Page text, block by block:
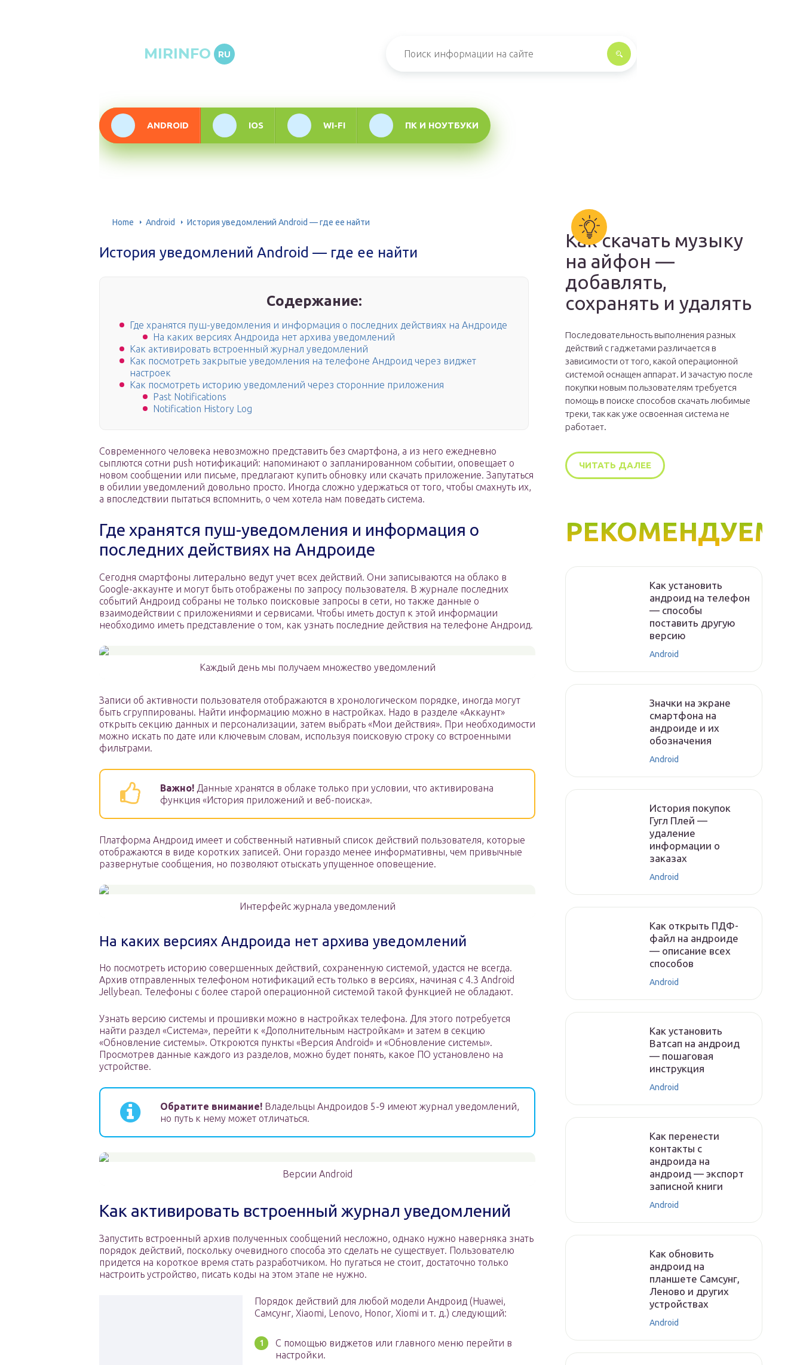
MIRINFO RU
ANDROID IOS WI-FI ПК И НОУТБУКИ
Home Android История уведомлений Android — где ее найти
История уведомлений Android — где ее найти
Содержание:
Где хранятся пуш-уведомления и информация о последних действиях на Андроиде
На каких версиях Андроида нет архива уведомлений
Как активировать встроенный журнал уведомлений
Как посмотреть закрытые уведомления на телефоне Андроид через виджет
настроек
Как посмотреть историю уведомлений через сторонние приложения
Past Notifications
Notification History Log
Современного человека невозможно представить без смартфона, а из него ежедневно
сыплются сотни push нотификаций: напоминают о запланированном событии, оповещает о
новом сообщении или письме, предлагают купить обновку или скачать приложение. Запутаться
в обилии уведомлений довольно просто. Иногда сложно удержаться от того, чтобы смахнуть их,
а впоследствии пытаться вспомнить, о чем хотела нам поведать система.
Где хранятся пуш-уведомления и информация о
последних действиях на Андроиде
Сегодня смартфоны литерально ведут учет всех действий. Они записываются на облако в
Google-аккаунте и могут быть отображены по запросу пользователя. В журнале последних
событий Андроид собраны не только поисковые запросы в сети, но также данные о
взаимодействии с приложениями и сервисами. Чтобы иметь доступ к этой информации
необходимо иметь представление о том, как узнать последние действия на телефоне Андроид.
Каждый день мы получаем множество уведомлений
Записи об активности пользователя отображаются в хронологическом порядке, иногда могут
быть сгруппированы. Найти информацию можно в настройках. Надо в разделе «Аккаунт»
открыть секцию данных и персонализации, затем выбрать «Мои действия». При необходимости
можно искать по дате или ключевым словам, используя поисковую строку со встроенными
фильтрами.
Важно! Данные хранятся в облаке только при условии, что активирована
функция «История приложений и веб-поиска».
Платформа Андроид имеет и собственный нативный список действий пользователя, которые
отображаются в виде коротких записей. Они гораздо менее информативны, чем привычные
развернутые сообщения, но позволяют отыскать упущенное оповещение.
Интерфейс журнала уведомлений
На каких версиях Андроида нет архива уведомлений
Но посмотреть историю совершенных действий, сохраненную системой, удастся не всегда.
Архив отправленных телефоном нотификаций есть только в версиях, начиная с 4.3 Android
Jellybean. Телефоны с более старой операционной системой такой функцией не обладают.
Узнать версию системы и прошивки можно в настройках телефона. Для этого потребуется
найти раздел «Система», перейти к «Дополнительным настройкам» и затем в секцию
«Обновление системы». Откроются пункты «Версия Android» и «Обновление системы».
Просмотрев данные каждого из разделов, можно будет понять, какое ПО установлено на
устройстве.
Обратите внимание! Владельцы Андроидов 5-9 имеют журнал уведомлений,
но путь к нему может отличаться.
Версии Android
Как активировать встроенный журнал уведомлений
Запустить встроенный архив полученных сообщений несложно, однако нужно наверняка знать
порядок действий, поскольку очевидного способа это сделать не существует. Пользователю
придется на короткое время стать разработчиком. Но пугаться не стоит, достаточно только
настроить устройство, писать коды на этом этапе не нужно.
Порядок действий для любой модели Андроид (Huawei,
Самсунг, Xiaomi, Lenovo, Honor, Xiomi и т. д.) следующий:
С помощью виджетов или главного меню перейти в
настройки.
Как скачать музыку
на айфон —
добавлять,
сохранять и удалять
Последовательность выполнения разных
действий с гаджетами различается в
зависимости от того, какой операционной
системой оснащен аппарат. И зачастую после
покупки новым пользователям требуется
помощь в поиске способов скачать любимые
треки, так как уже освоенная система не
работает.
ЧИТАТЬ ДАЛЕЕ
РЕКОМЕНДУЕМ
Как установить
андроид на телефон
— способы
поставить другую
версию
Android
Значки на экране
смартфона на
андроиде и их
обозначения
Android
История покупок
Гугл Плей —
удаление
информации о
заказах
Android
Как открыть ПДФ-
файл на андроиде
— описание всех
способов
Android
Как установить
Ватсап на андроид
— пошаговая
инструкция
Android
Как перенести
контакты с
андроида на
андроид — экспорт
записной книги
Android
Как обновить
андроид на
планшете Самсунг,
Леново и других
устройствах
Android